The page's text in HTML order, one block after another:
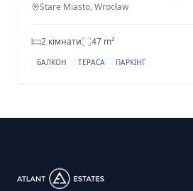
Stare Miasto, Wrocław
2 кімнати 47 m²
БАЛКОН ТЕРАСА ПАРКІНГ